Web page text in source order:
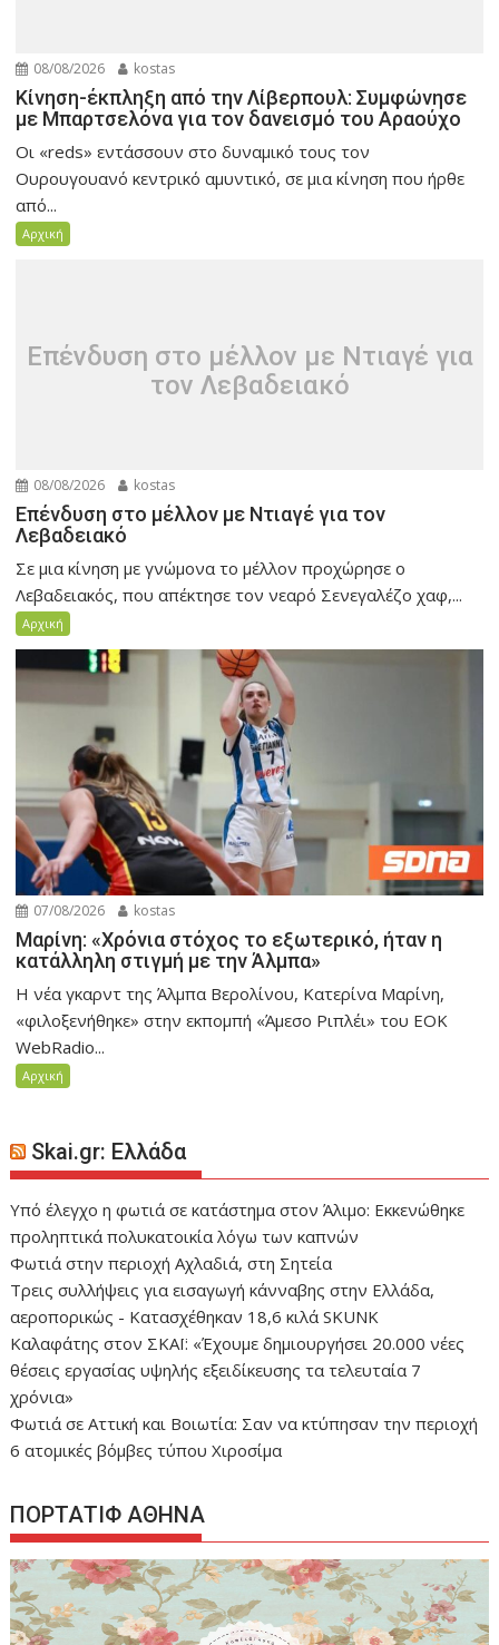
08/08/2026 kostas
Κίνηση-έκπληξη από την Λίβερπουλ: Συμφώνησε
με Μπαρτσελόνα για τον δανεισμό του Αραούχο
Οι «reds» εντάσσουν στο δυναμικό τους τον
Ουρουγουανό κεντρικό αμυντικό, σε μια κίνηση που ήρθε
από...
Αρχική
Eπένδυση στο μέλλον με Ντιαγέ για
τον Λεβαδειακό
08/08/2026 kostas
Eπένδυση στο μέλλον με Ντιαγέ για τον
Λεβαδειακό
Σε μια κίνηση με γνώμονα το μέλλον προχώρησε ο
Λεβαδειακός, που απέκτησε τον νεαρό Σενεγαλέζο χαφ,...
Αρχική
07/08/2026 kostas
Μαρίνη: «Χρόνια στόχος το εξωτερικό, ήταν η
κατάλληλη στιγμή με την Άλμπα»
H νέα γκαρντ της Άλμπα Βερολίνου, Κατερίνα Μαρίνη,
«φιλοξενήθηκε» στην εκπομπή «Άμεσο Ριπλέι» του ΕΟΚ
WebRadio...
Αρχική
Skai.gr: Ελλάδα
Yπό έλεγχο η φωτιά σε κατάστημα στον Άλιμο: Εκκενώθηκε
προληπτικά πολυκατοικία λόγω των καπνών
Φωτιά στην περιοχή Αχλαδιά, στη Σητεία
Τρεις συλλήψεις για εισαγωγή κάνναβης στην Ελλάδα,
αεροπορικώς - Κατασχέθηκαν 18,6 κιλά SKUNK
Καλαφάτης στον ΣΚΑΪ: «Έχουμε δημιουργήσει 20.000 νέες
θέσεις εργασίας υψηλής εξειδίκευσης τα τελευταία 7
χρόνια»
Φωτιά σε Αττική και Βοιωτία: Σαν να κτύπησαν την περιοχή
6 ατομικές βόμβες τύπου Χιροσίμα
ΠΟΡΤΑΤΙΦ ΑΘΗΝΑ